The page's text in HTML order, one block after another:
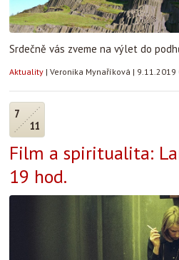
Srdečně vás zveme na výlet do
Aktuality | Veronika Mynaříková | 9.11.2019
7
11
Film a spiritualita:
19 hod.